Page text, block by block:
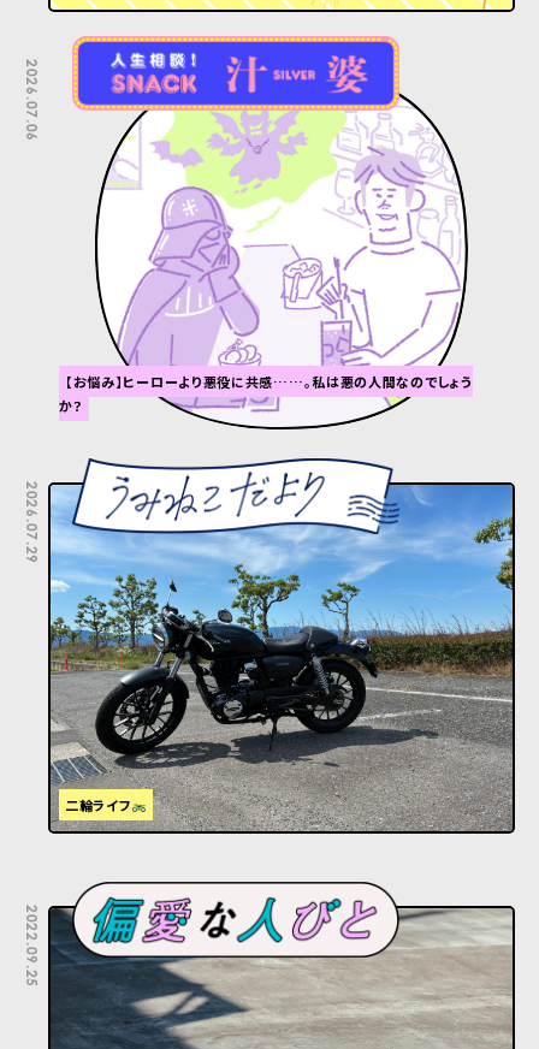
2026.07.06
【お悩み】ヒーローより悪役に共感……。私は悪の人間なのでしょう
か？
2026.07.29
二輪ライフ
2022.09.25